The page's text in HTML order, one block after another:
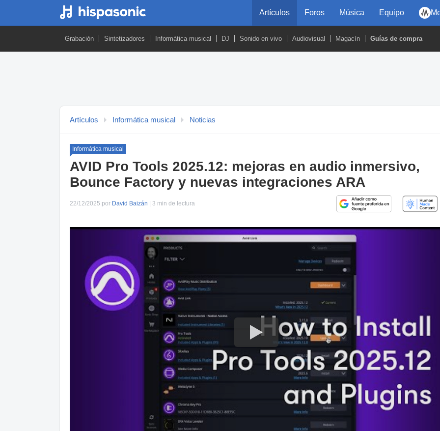
Artículos Foros Música Equipo
Grabación Sintetizadores Informática musical DJ Sonido en vivo Audiovisual Magacín Guías de compra
Artículos Informática musical Noticias
Informática musical
AVID Pro Tools 2025.12: mejoras en audio inmersivo,
Bounce Factory y nuevas integraciones ARA
22/12/2025 por David Baizán | 3 min de lectura